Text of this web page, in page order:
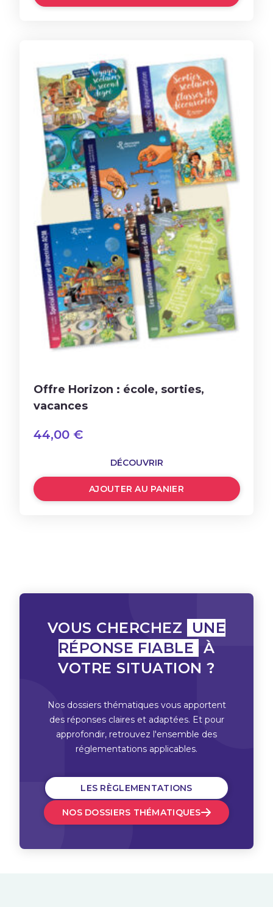
Offre Horizon : école, sorties,
vacances
44,00 €
DÉCOUVRIR
AJOUTER AU PANIER
VOUS CHERCHEZ
UNE
RÉPONSE FIABLE À
VOTRE SITUATION ?
Nos dossiers thématiques vous apportent
des réponses claires et adaptées. Et pour
approfondir, retrouvez l'ensemble des
réglementations applicables.
LES RÈGLEMENTATIONS
NOS DOSSIERS THÉMATIQUES